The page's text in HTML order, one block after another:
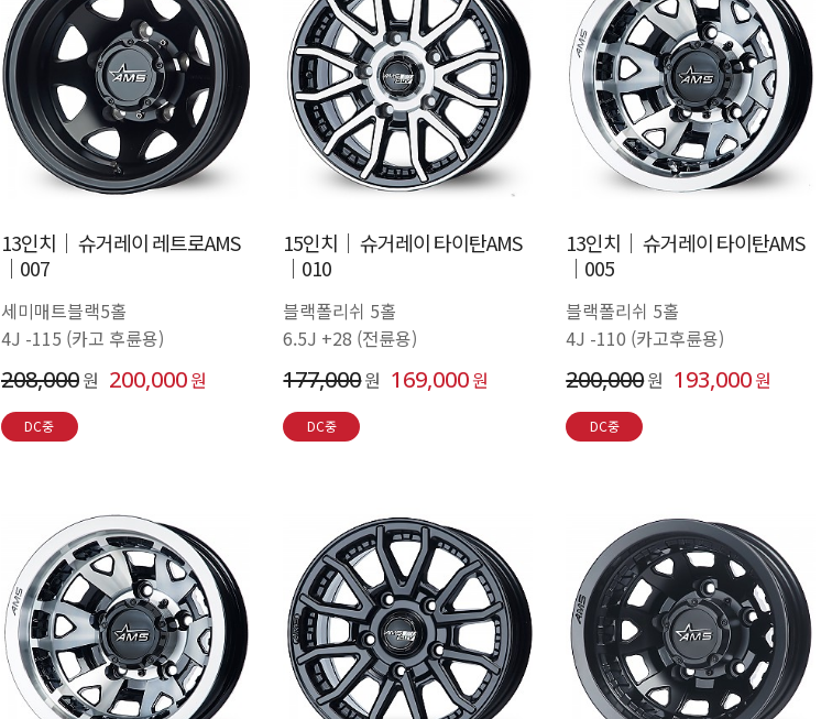
13인치│ 슈거레이 레트로AMS
│007
세미매트블랙5홀
4J -115 (카고 후륜용)
208,000원 200,000원
DC중
15인치│ 슈거레이 타이탄AMS
│010
블랙폴리쉬 5홀
6.5J +28 (전륜용)
177,000원 169,000원
DC중
13인치│ 슈거레이 타이탄AMS
│005
블랙폴리쉬 5홀
4J -110 (카고후륜용)
200,000원 193,000원
DC중